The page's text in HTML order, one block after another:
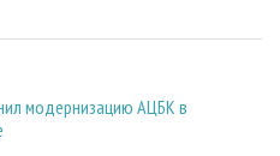
модернизацию АЦБК в